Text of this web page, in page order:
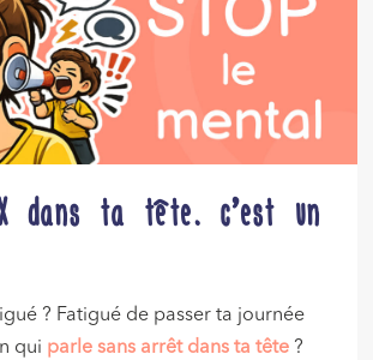
dans ta tête… c’est un
? Fatigué de passer ta journée
qui parle sans arrêt dans ta tête ?